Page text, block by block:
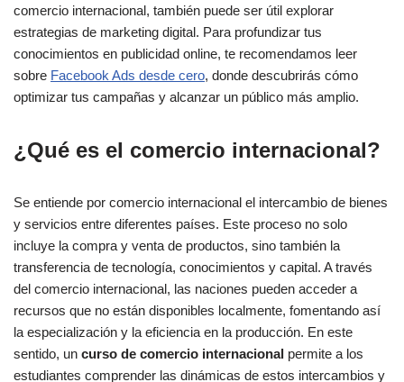
comercio internacional, también puede ser útil explorar
estrategias de marketing digital. Para profundizar tus
conocimientos en publicidad online, te recomendamos leer
sobre Facebook Ads desde cero, donde descubrirás cómo
optimizar tus campañas y alcanzar un público más amplio.
¿Qué es el comercio internacional?
Se entiende por comercio internacional el intercambio de bienes
y servicios entre diferentes países. Este proceso no solo
incluye la compra y venta de productos, sino también la
transferencia de tecnología, conocimientos y capital. A través
del comercio internacional, las naciones pueden acceder a
recursos que no están disponibles localmente, fomentando así
la especialización y la eficiencia en la producción. En este
sentido, un curso de comercio internacional permite a los
estudiantes comprender las dinámicas de estos intercambios y